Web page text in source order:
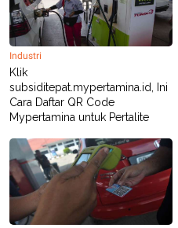
Industri
Klik
subsiditepat.mypertamina.id, Ini
Cara Daftar QR Code
Mypertamina untuk Pertalite